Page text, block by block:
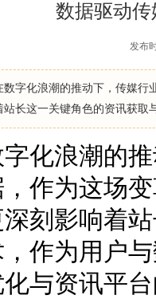
数据驱动
发布
化浪潮的推动下，传媒行业
站长这一关键角色的资讯获
浪潮的推
作为这场
刻影响着
作为用户
与资讯平